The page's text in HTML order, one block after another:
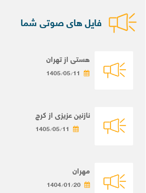
فایل های صوتی شما
هستی از تهران
1405/05/11
نازنین عزیزی از کرج
1405/05/11
مهران
1404/01/20